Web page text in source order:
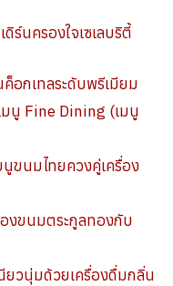
ร์นครองใจเซเลบริตี้
อกเทลระดับพรีเมียม
มนู Fine Dining (เมนู
ขนมไทยควงคู่เครื่อง
งขนมตระกูลทองกับ
ยวนุ่มด้วยเครื่องดื่มกลิ่น